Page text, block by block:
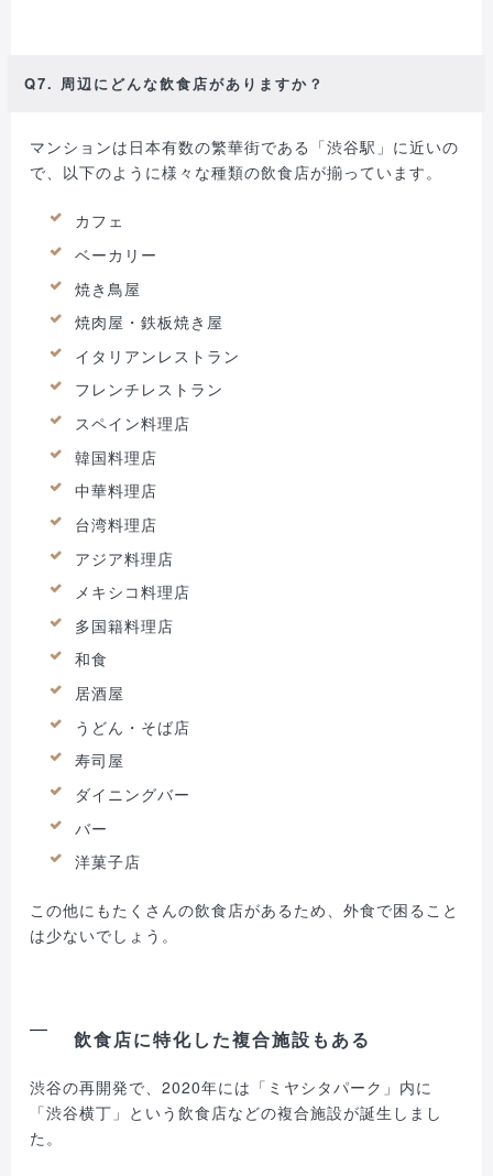
Q7. 周辺にどんな飲食店がありますか？
マンションは日本有数の繁華街である「渋谷駅」に近いの
で、以下のように様々な種類の飲食店が揃っています。
カフェ
ベーカリー
焼き鳥屋
焼肉屋・鉄板焼き屋
イタリアンレストラン
フレンチレストラン
スペイン料理店
韓国料理店
中華料理店
台湾料理店
アジア料理店
メキシコ料理店
多国籍料理店
和食
居酒屋
うどん・そば店
寿司屋
ダイニングバー
バー
洋菓子店
この他にもたくさんの飲食店があるため、外食で困ること
は少ないでしょう。
飲食店に特化した複合施設もある
渋谷の再開発で、2020年には「ミヤシタパーク」内に
「渋谷横丁」という飲食店などの複合施設が誕生しまし
た。